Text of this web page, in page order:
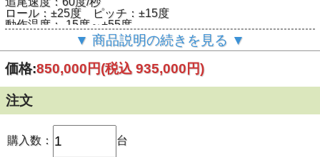
ロール：±25度 ピッチ：±15度
動作温度：-15度～+55度
保管温度：-25度～+70度
電源：DC10.8～15.6V
付属品：電源アダプター・アンテナケーブル・ACU用ケー
サイズ
アンテナ：370mm
レドーム：430mmφ×H440
重量：9kg
※中身の無い、レドームのみも御用意可能！
▼ 商品説明の続きを見る ▼
価格:850,000円(税込 935,000円)
注文
購入数： 台